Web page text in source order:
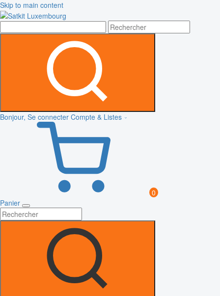
Skip to main content
Bonjour, Se connecter Compte & Listes
0
Panier